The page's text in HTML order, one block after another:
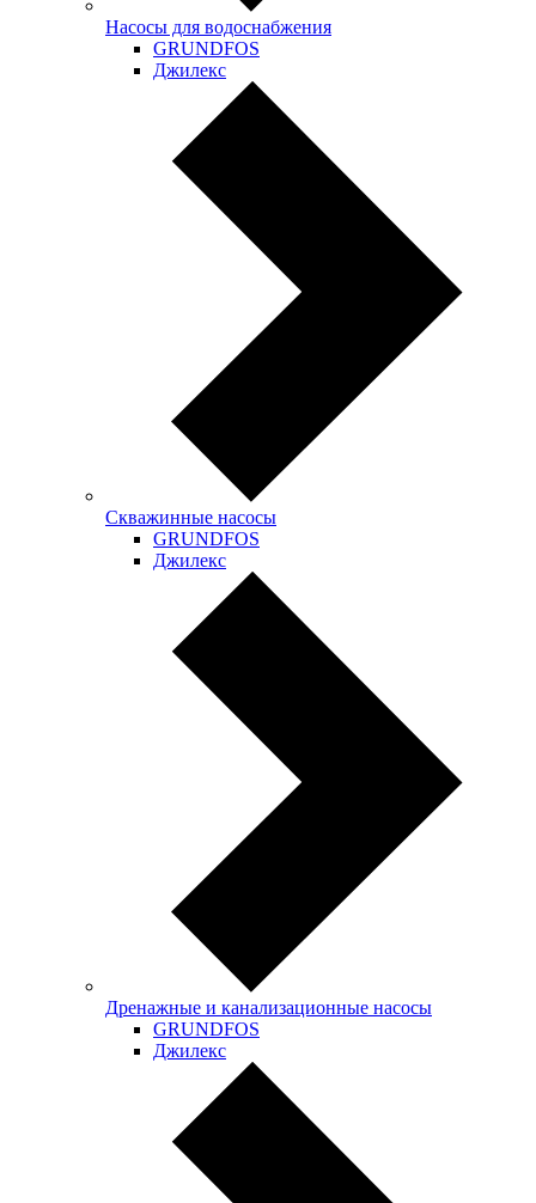
Насосы для водоснабжения
GRUNDFOS
Джилекс
Скважинные насосы
GRUNDFOS
Джилекс
Дренажные и канализационные насосы
GRUNDFOS
Джилекс